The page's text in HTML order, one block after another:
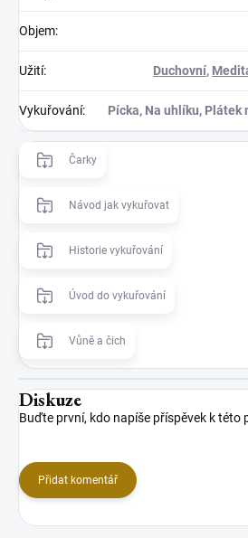
Objem:
Užití: Duchovní,
Vykuřování: Pícka, Na uhlíku, Plátek
Čarky
Návod jak vykuřovat
Historie vykuřování
Úvod do vykuřování
Vůně a čich
Diskuze
Buďte první, kdo napíše příspěvek k této
Přidat komentář